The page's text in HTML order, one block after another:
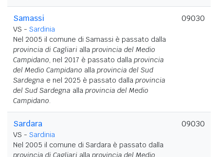
Samassi
VS - Sardinia
Nel 2005 il comune di Samassi è passato dalla
provincia di Cagliari alla provincia del Medio
Campidano, nel 2017 è passato dalla provincia
del Medio Campidano alla provincia del Sud
Sardegna e nel 2025 è passato dalla provincia
del Sud Sardegna alla provincia del Medio
Campidano.
09030
Sardara
VS - Sardinia
Nel 2005 il comune di Sardara è passato dalla
provincia di Cagliari alla provincia del Medio
09030